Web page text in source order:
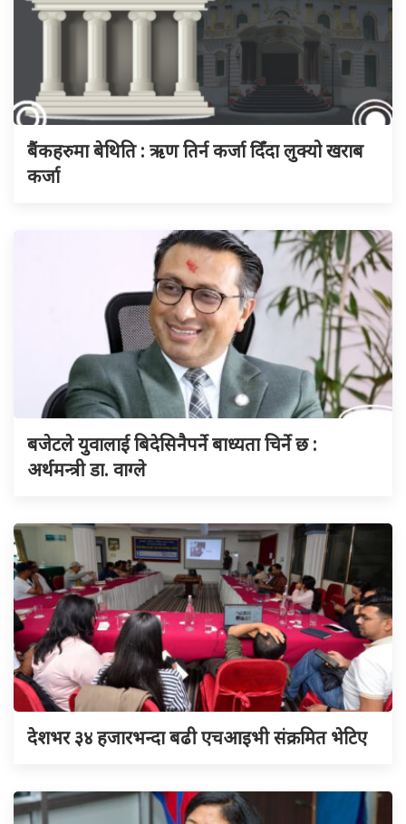
बैंकहरुमा बेथिति : ऋण तिर्न कर्जा दिँदा लुक्यो खराब
कर्जा
बजेटले युवालाई बिदेसिनैपर्ने बाध्यता चिर्ने छ :
अर्थमन्त्री डा. वाग्ले
देशभर ३४ हजारभन्दा बढी एचआइभी संक्रमित भेटिए